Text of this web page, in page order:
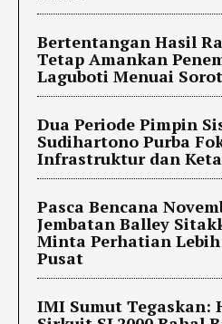
Bertentangan Hasil
Tetap Amankan
Laguboti Menuai
Dua Periode Pimpin
Sudihartono Purba
Infrastruktur dan
Pasca Bencana
Jembatan Balley
Minta Perhatian
Pusat
IMI Sumut Tegaskan: